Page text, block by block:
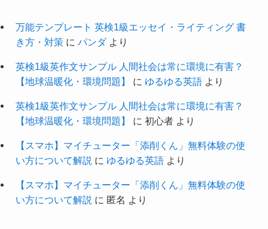
万能テンプレート 英検1級エッセイ・ライティング 書
き方・対策に パンダより
英検1級英作文サンプル 人間社会は常に環境に有害？
【地球温暖化・環境問題】
に ゆるゆる英語より
英検1級英作文サンプル 人間社会は常に環境に有害？
【地球温暖化・環境問題】
に 初心者より
【スマホ】マイチューター「添削くん」無料体験の使
い方について解説 に ゆるゆる英語より
【スマホ】マイチューター「添削くん」無料体験の使
い方について解説 に 匿名 より